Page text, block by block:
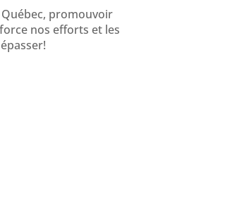
promouvoir
nos efforts et les